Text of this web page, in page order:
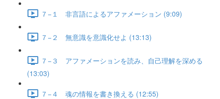
７−１ 非言語によるアファメーション (9:09)
７−２ 無意識を意識化せよ (13:13)
７−３ アファメーションを読み、自己理解を深める
(13:03)
７−４ 魂の情報を書き換える (12:55)